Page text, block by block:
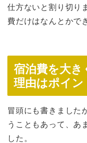
仕方ないと割り切り
費だけはなんとかで
宿泊費を大
理由はポイン
冒頭にも書きました
うこともあって、あ
した。